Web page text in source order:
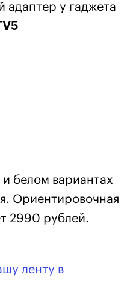
адаптер у гаджета
белом вариантах
Ориентировочная
2990 рублей.
ленту в